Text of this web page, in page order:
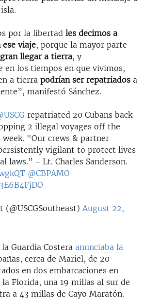
por la libertad les decimos a
viaje, porque la mayor parte
llegar a tierra, y
en los tiempos en que vivimos,
a tierra podrían ser repatriados a
manifestó Sánchez.
repatriated 20 Cubans back
2 illegal voyages off the
week. "Our crews & partner
vigilant to protect lives
laws.” - Lt. Charles Sanderson.
@CBPAMO
(@USCGSoutheast) August 22,
Guardia Costera anunciaba la
cerca de Mariel, de 20
en dos embarcaciones en
Florida, una 19 millas al sur de
a 43 millas de Cayo Maratón.